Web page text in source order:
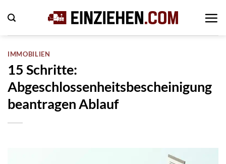
Inhalt
springen
IMMOBILIEN
15 Schritte:
Abgeschlossenheitsbescheinigung
beantragen Ablauf